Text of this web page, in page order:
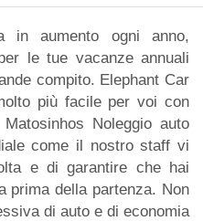
in aumento ogni anno,
le tue vacanze annuali
compito. Elephant Car
più facile per voi con
Noleggio auto
come il nostro staff vi
e di garantire che hai
prima della partenza. Non
di auto e di economia